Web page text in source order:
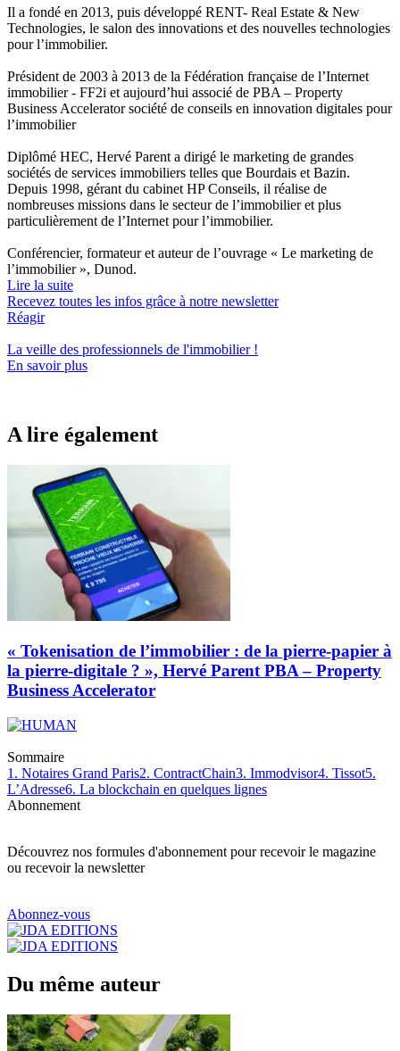
Il a fondé en 2013, puis développé RENT- Real Estate & New
Technologies, le salon des innovations et des nouvelles technologies
pour l’immobilier.
Président de 2003 à 2013 de la Fédération française de l’Internet
immobilier - FF2i et aujourd’hui associé de PBA – Property
Business Accelerator société de conseils en innovation digitales pour
l’immobilier
Diplômé HEC, Hervé Parent a dirigé le marketing de grandes
sociétés de services immobiliers telles que Bourdais et Bazin.
Depuis 1998, gérant du cabinet HP Conseils, il réalise de
nombreuses missions dans le secteur de l’immobilier et plus
particulièrement de l’Internet pour l’immobilier.
Conférencier, formateur et auteur de l’ouvrage « Le marketing de
l’immobilier », Dunod.
Lire la suite
Recevez toutes les infos grâce à notre newsletter
Réagir
La veille des professionnels de l'immobilier!
En savoir plus
A lire également
« Tokenisation de l’immobilier : de la pierre-papier à
la pierre-digitale ? », Hervé Parent PBA – Property
Business Accelerator
Sommaire
1. Notaires Grand Paris2. ContractChain3. Immodvisor4. Tissot5.
L’Adresse6. La blockchain en quelques lignes
Abonnement
Découvrez nos formules d'abonnement pour recevoir le magazine
ou recevoir la newsletter
Abonnez-vous
Du même auteur